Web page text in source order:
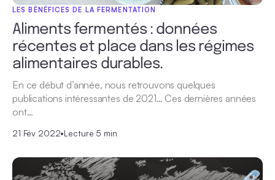
LES BÉNÉFICES DE LA FERMENTATION
Aliments fermentés : données
récentes et place dans les régimes
alimentaires durables.
En ce début d’année, nous retrouvons quelques
publications intéressantes de 2021… Ces dernières années
ont…
21 Fév 2022•Lecture 5 min